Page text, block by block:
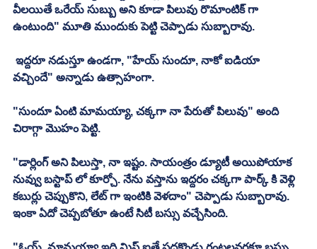
వీలయితే ఒరేయ్ సుబ్బు అని కూడా పిలువు రొమాంటిక్ గా
ఉంటుంది" మూతి ముందుకు పెట్టి చెప్పాడు సుబ్బారావు.
వచ్చిందే" అన్నాడు ఉత్సాహంగా.
"సుందూ ఏంటి మామయ్యా, చక్కగా నా పేరుతో పిలువు" అంది
చిరాగ్గా మొహం పెట్టి.
"డార్లింగ్ అని పిలుస్తా, నా ఇష్టం. సాయంత్రం డ్యూటీ అయిపోయాక
నువ్వు బస్టాప్ లో కూర్చో. నేను వస్తాను ఇద్దరం చక్కగా పార్క్ కి వెళ్లి
కబుర్లు చెప్పుకొని, లేట్ గా ఇంటికి వెళదాం" చెప్పాడు సుబ్బారావు.
ఇంకా ఏదో చెప్పబోతూ ఉంటే సిటీ బస్సు వచ్చేసింది.